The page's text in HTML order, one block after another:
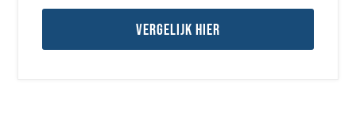
Vergelijk hier